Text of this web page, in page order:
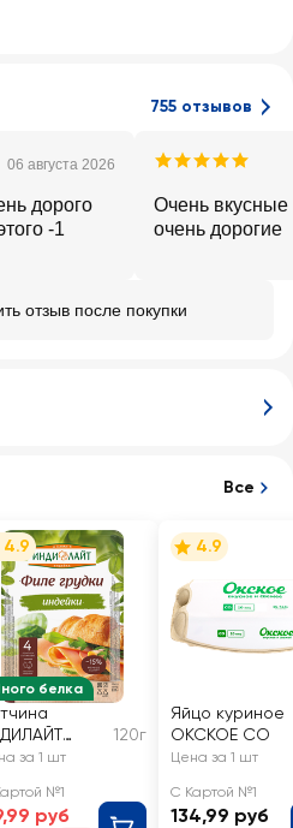
755 отзывов
06 августа 2026
дорого
-1
Очень вкусные
очень дорогие
отзыв после покупки
Все
белка
4.9
грудки
120г
за 1 шт
№1
руб
4.9
Яйцо куриное
ОКСКОЕ СО
Цена за 1 шт
С Картой №1
134,99 руб